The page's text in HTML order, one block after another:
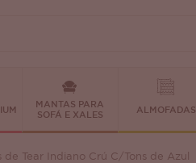
MANTAS PARA
SOFÁ E XALES
ALMOFADAS
de Tear Indiano Crú C/Tons de Azul